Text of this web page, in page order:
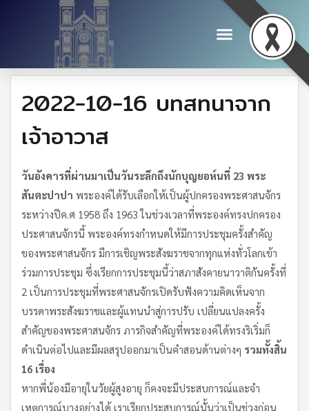
2022-10-16 บทสทนาจาก
เจ้าอาวาส
วันอังคารที่ผ่านมาเป็นวันระลึกถึงนักบุญยอห์นที่ 23 พระ
สันตะปาปา พระองค์ได้รับเลือกให้เป็นผู้ปกครองพระศาสนจักร
ระหว่างปีค.ศ 1958 ถึง 1963 ในช่วงเวลาที่พระองค์ทรงปกครอง
ประศาสนจักรนี้ พระองค์ทรงกำหนดให้มีการประชุมครั้งสำคัญ
ของพระศาสนจักร มีการเชิญพระสังฆราชจากทุกแห่งทั่วโลกเข้า
ร่วมการประชุม ซึ่งเรียกการประชุมนี้ว่าสภาสังคายนาวาติกันครั้งที่
2 เป็นการประชุมที่พระศาสนจักรเปิดรับฟังความคิดเห็นจาก
บรรดาพระสังฆราชและผู้แทนนำสู่การปรับ เปลี่ยนแปลงครั้ง
สำคัญของพระศาสนจักร ภารกิจสำคัญที่พระองค์ได้ทรงริเริ่มก็
ดำเนินต่อไปและมีผลสรุปออกมาเป็นคำสอนด้านต่างๆ รวมทั้งสิ้น
16 เรื่อง
หากพี่น้องมีอายุในวัยผู้สูงอายุ ก็คงจะมีประสบการณ์และจำ
เหตุการณ์บางอย่างได้ เราเรียกประสบการณ์นั้นว่าเป็นช่วงก่อน